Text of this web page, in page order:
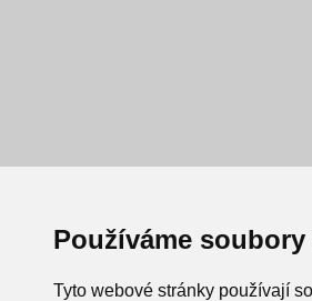
Používáme
Tyto webové stránky používají